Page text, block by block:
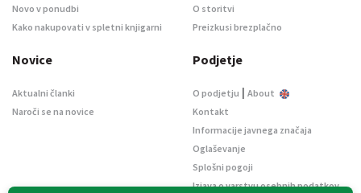
Novo v ponudbi
Kako nakupovati v spletni knjigarni
O storitvi
Preizkusi brezplačno
Novice
Aktualni članki
Naroči se na novice
Podjetje
O podjetju | About
Kontakt
Informacije javnega značaja
Oglaševanje
Splošni pogoji
Izjava o varstvu osebnih podatkov